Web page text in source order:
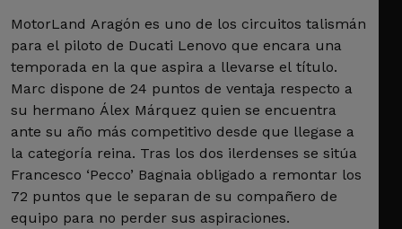
MotorLand Aragón es uno de los circuitos talismán
para el piloto de Ducati Lenovo que encara una
temporada en la que aspira a llevarse el título.
Marc dispone de 24 puntos de ventaja respecto a
su hermano Álex Márquez quien se encuentra
ante su año más competitivo desde que llegase a
la categoría reina. Tras los dos ilerdenses se sitúa
Francesco ‘Pecco’ Bagnaia obligado a remontar los
72 puntos que le separan de su compañero de
equipo para no perder sus aspiraciones.